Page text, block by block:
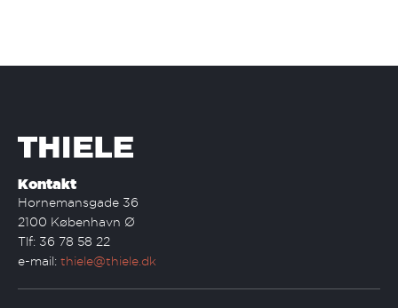
Kontakt
Hornemansgade 36
2100 København Ø
Tlf: 36 78 58 22
e-mail: thiele@thiele.dk